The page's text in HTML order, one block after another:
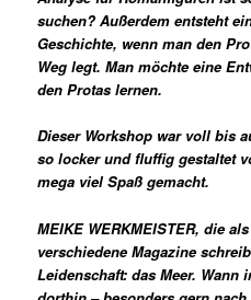
suchen? Außerdem entsteht
Geschichte, wenn man den
Weg legt. Man möchte eine
den Protas lernen.
Dieser Workshop war voll bis
so locker und fluffig gestaltet
mega viel Spaß gemacht.
MEIKE WERKMEISTER, die
verschiedene Magazine
Leidenschaft: das Meer.